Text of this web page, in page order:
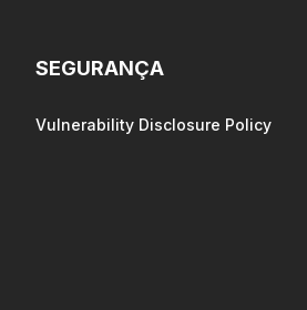
SEGURANÇA
Vulnerability Disclosure Policy